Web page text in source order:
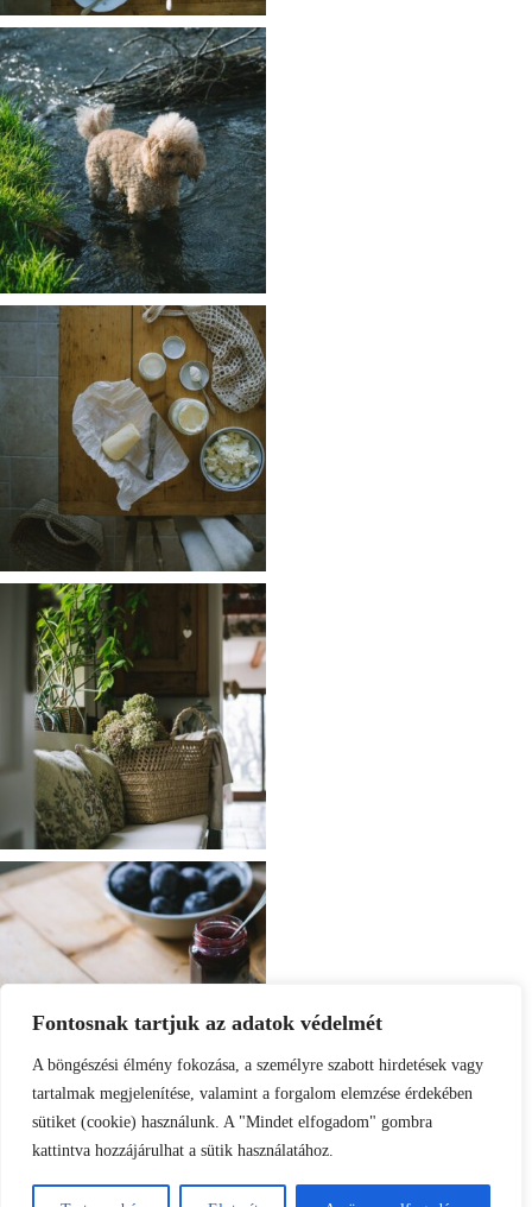
Fontosnak tartjuk az adatok védelmét
A böngészési élmény fokozása, a személyre szabott hirdetések vagy
tartalmak megjelenítése, valamint a forgalom elemzése érdekében
sütiket (cookie) használunk. A "Mindet elfogadom" gombra
kattintva hozzájárulhat a sütik használatához.